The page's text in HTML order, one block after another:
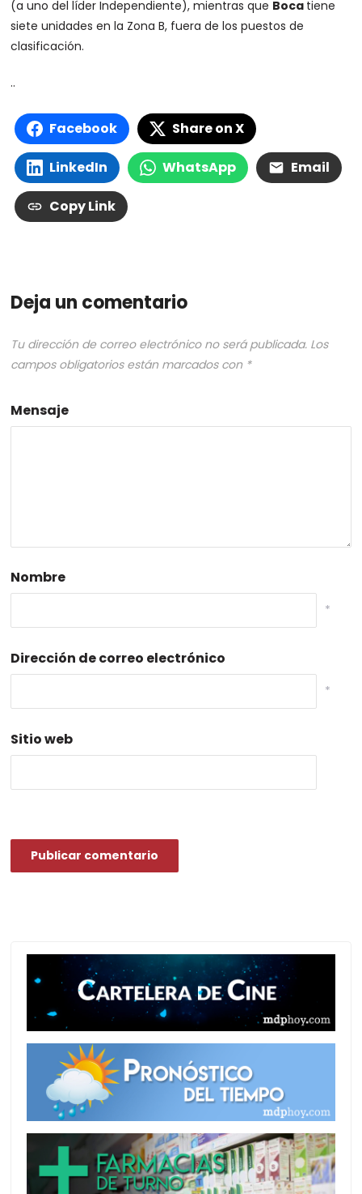
(a uno del líder Independiente), mientras que Boca tiene
siete unidades en la Zona B, fuera de los puestos de
clasificación.
..
Facebook Share on X
LinkedIn WhatsApp Email
Copy Link
Deja un comentario
Tu dirección de correo electrónico no será publicada. Los
campos obligatorios están marcados con *
Mensaje
Nombre
*
Dirección de correo electrónico
*
Sitio web